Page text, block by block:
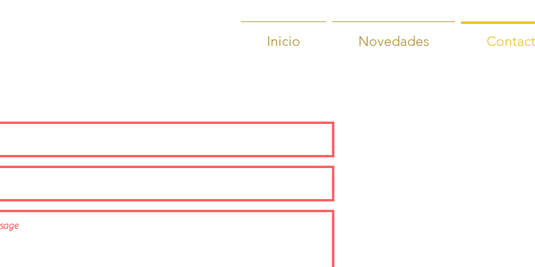
Inicio Novedades